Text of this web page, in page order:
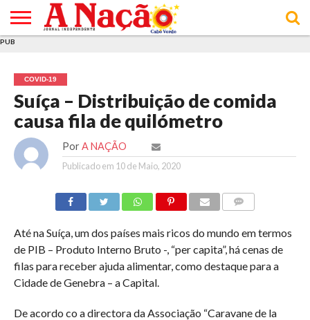
E DE
COOKIES
DE
UTILIZAÇÃO
PUB
COVID-19
Suíça – Distribuição de comida
causa fila de quilómetro
Por A NAÇÃO
Publicado em 10 de Maio, 2020
Até na Suíça, um dos países mais ricos do mundo em termos
de PIB – Produto Interno Bruto -, “per capita”, há cenas de
filas para receber ajuda alimentar, como destaque para a
Cidade de Genebra – a Capital.
De acordo co a directora da Associação “Caravane de la